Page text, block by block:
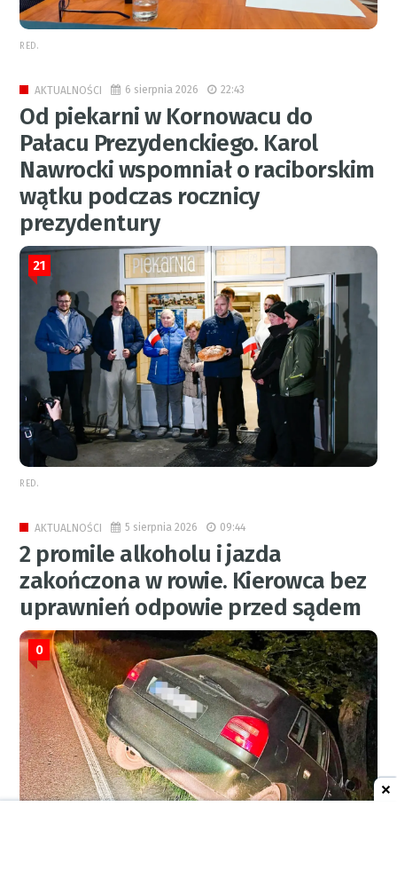
RED.
AKTUALNOŚCI 6 sierpnia 2026 22:43
Od piekarni w Kornowacu do
Pałacu Prezydenckiego. Karol
Nawrocki wspomniał o raciborskim
wątku podczas rocznicy
prezydentury
21
RED.
AKTUALNOŚCI 5 sierpnia 2026 09:44
2 promile alkoholu i jazda
zakończona w rowie. Kierowca bez
uprawnień odpowie przed sądem
0